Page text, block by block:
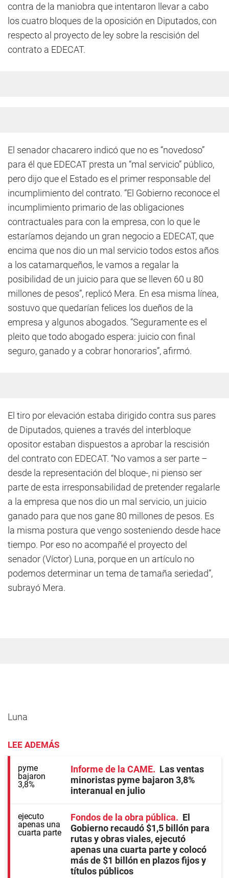
contra de la maniobra que intentaron llevar a cabo
los cuatro bloques de la oposición en Diputados, con
respecto al proyecto de ley sobre la rescisión del
contrato a EDECAT.
El senador chacarero indicó que no es “novedoso”
para él que EDECAT presta un “mal servicio” público,
pero dijo que el Estado es el primer responsable del
incumplimiento del contrato. “El Gobierno reconoce el
incumplimiento primario de las obligaciones
contractuales para con la empresa, con lo que le
estaríamos dejando un gran negocio a EDECAT, que
encima que nos dio un mal servicio todos estos años
a los catamarqueños, le vamos a regalar la
posibilidad de un juicio para que se lleven 60 u 80
millones de pesos”, replicó Mera. En esa misma línea,
sostuvo que quedarían felices los dueños de la
empresa y algunos abogados. “Seguramente es el
pleito que todo abogado espera: juicio con final
seguro, ganado y a cobrar honorarios”, afirmó.
El tiro por elevación estaba dirigido contra sus pares
de Diputados, quienes a través del interbloque
opositor estaban dispuestos a aprobar la rescisión
del contrato con EDECAT. “No vamos a ser parte –
desde la representación del bloque-, ni pienso ser
parte de esta irresponsabilidad de pretender regalarle
a la empresa que nos dio un mal servicio, un juicio
ganado para que nos gane 80 millones de pesos. Es
la misma postura que vengo sosteniendo desde hace
tiempo. Por eso no acompañé el proyecto del
senador (Víctor) Luna, porque en un artículo no
podemos determinar un tema de tamaña seriedad”,
subrayó Mera.
Luna
LEE ADEMÁS
Informe de la CAME
Las ventas
minoristas pyme bajaron 3,8%
interanual en julio
Fondos de la obra pública
El
Gobierno recaudó $1,5 billón para
rutas y obras viales, ejecutó
apenas una cuarta parte y colocó
más de $1 billón en plazos fijos y
títulos públicos